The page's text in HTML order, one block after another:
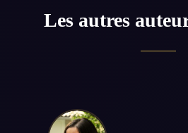
Les autres